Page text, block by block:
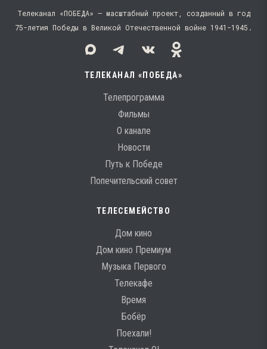
Телеканал «ПОБЕДА» — масштабный проект, созданный в год
75-летия Победы в Великой Отечественной войне 1941−1945.
ТЕЛЕКАНАЛ «ПОБЕДА»
Телепрограмма
Фильмы
О канале
Новости
Путь к Победе
Попечительский совет
ТЕЛЕСЕМЕЙСТВО
Дом кино
Дом кино Премиум
Музыка Первого
Телекафе
Время
Бобёр
Поехали!